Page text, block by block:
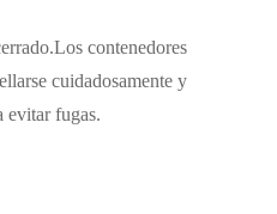
contenedores
cuidadosamente y
evitar fugas.